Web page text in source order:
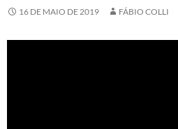
16 DE MAIO DE 2019 FÁBIO COLLI